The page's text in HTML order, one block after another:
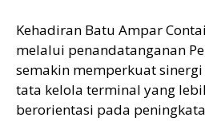
Kehadiran Batu Ampar
melalui penandatanganan
semakin memperkuat
tata kelola terminal yang
berorientasi pada